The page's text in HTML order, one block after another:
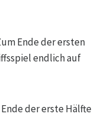
Ende der ersten
endlich auf
der erste Hälfte